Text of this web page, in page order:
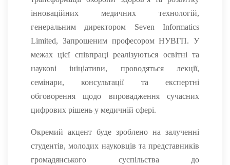
інноваційних медичних технологій,
генеральним директором Seven Informatics
Limited, Запрошеним професором НУВГП. У
межах цієї співпраці реалізуються освітні та
наукові ініціативи, проводяться лекції,
семінари, консультації та експертні
обговорення щодо впровадження сучасних
цифрових рішень у медичній сфері.
Окремий акцент буде зроблено на залученні
студентів, молодих науковців та представників
громадянського суспільства до